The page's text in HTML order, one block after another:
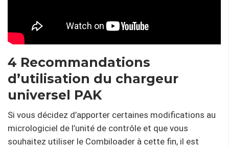
4 Recommandations
d’utilisation du chargeur
universel PAK
Si vous décidez d’apporter certaines modifications au
micrologiciel de l’unité de contrôle et que vous
souhaitez utiliser le Combiloader à cette fin, il est